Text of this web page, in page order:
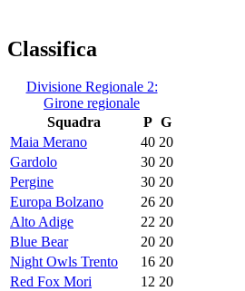
Classifica
Divisione Regionale 2:
Girone regionale
Squadra
P G
Maia Merano
40 20
Gardolo
30 20
Pergine
30 20
Europa Bolzano
26 20
Alto Adige
22 20
Blue Bear
20 20
Night Owls Trento
16 20
Red Fox Mori
12 20